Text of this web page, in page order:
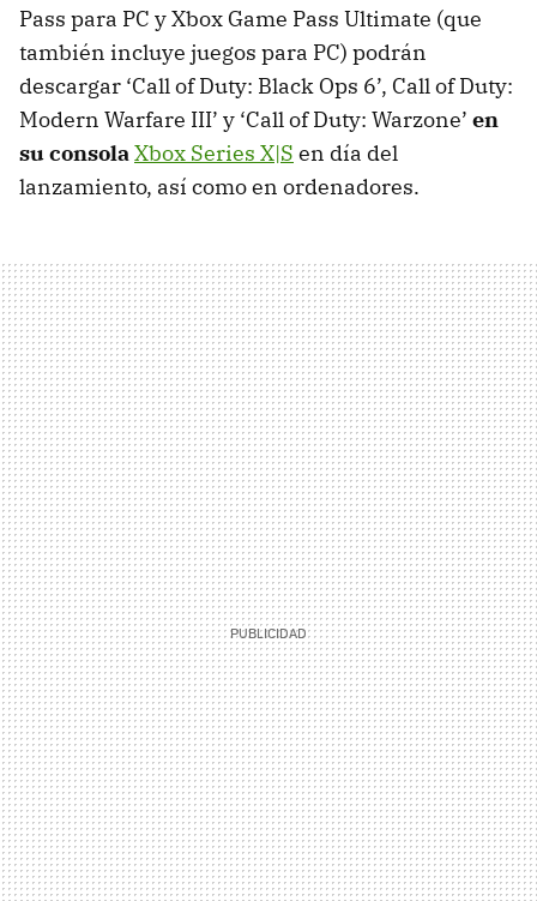
Pass para PC y Xbox Game Pass Ultimate (que
también incluye juegos para PC) podrán
descargar ‘Call of Duty: Black Ops 6’, Call of Duty:
Modern Warfare III’ y ‘Call of Duty: Warzone’ en
su consolaXbox Series X|S en día del
lanzamiento, así como en ordenadores.